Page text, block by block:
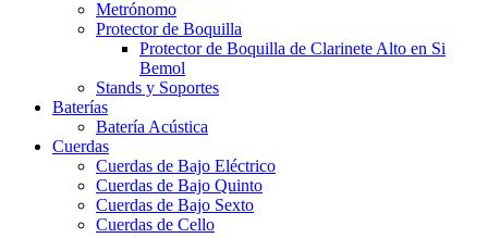
Metrónomo
Protector de Boquilla
Protector de Boquilla de Clarinete Alto en Si
Bemol
Stands y Soportes
Baterías
Batería Acústica
Cuerdas
Cuerdas de Bajo Eléctrico
Cuerdas de Bajo Quinto
Cuerdas de Bajo Sexto
Cuerdas de Cello